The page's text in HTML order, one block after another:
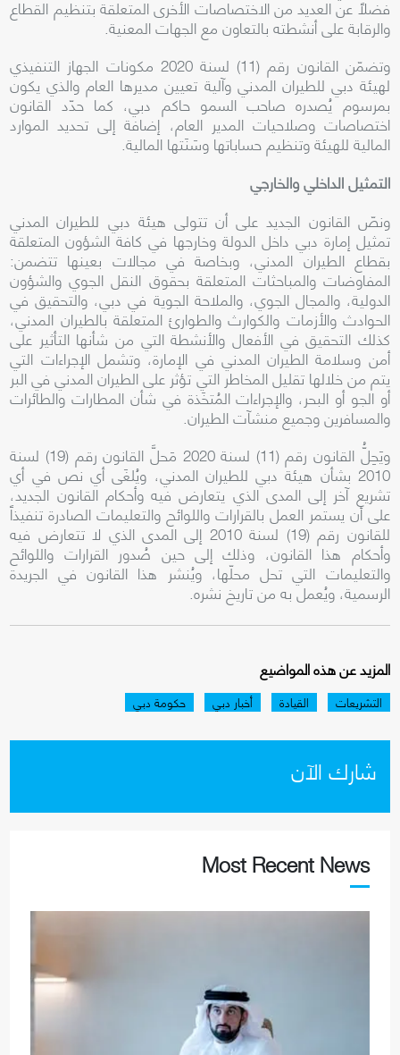
فضلاً عن العديد من الاختصاصات الأخرى المتعلقة بتنظيم القطاع
والرقابة على أنشطته بالتعاون مع الجهات المعنية.
وتضمّن القانون رقم (11) لسنة 2020 مكونات الجهاز التنفيذي
لهيئة دبي للطيران المدني وآلية تعيين مديرها العام والذي يكون
بمرسوم يُصدره صاحب السمو حاكم دبي، كما حدّد القانون
اختصاصات وصلاحيات المدير العام، إضافة إلى تحديد الموارد
المالية للهيئة وتنظيم حساباتها وسَنَتها المالية.
التمثيل الداخلي والخارجي
ونصّ القانون الجديد على أن تتولى هيئة دبي للطيران المدني
تمثيل إمارة دبي داخل الدولة وخارجها في كافة الشؤون المتعلقة
بقطاع الطيران المدني، وبخاصة في مجالات بعينها تتضمن:
المفاوضات والمباحثات المتعلقة بحقوق النقل الجوي والشؤون
الدولية، والمجال الجوي، والملاحة الجوية في دبي، والتحقيق في
الحوادث والأزمات والكوارث والطوارئ المتعلقة بالطيران المدني،
كذلك التحقيق في الأفعال والأنشطة التي من شأنها التأثير على
أمن وسلامة الطيران المدني في الإمارة، وتشمل الإجراءات التي
يتم من خلالها تقليل المخاطر التي تؤثر على الطيران المدني في البر
أو الجو أو البحر، والإجراءات المُتخَذة في شأن المطارات والطائرات
والمسافرين وجميع منشآت الطيران.
ويَحِلُّ القانون رقم (11) لسنة 2020 مَحلَّ القانون رقم (19) لسنة
2010 بشأن هيئة دبي للطيران المدني، ويُلغَى أي نص في أي
تشريع آخر إلى المدى الذي يتعارض فيه وأحكام القانون الجديد،
على أن يستمر العمل بالقرارات واللوائح والتعليمات الصادرة تنفيذاً
للقانون رقم (19) لسنة 2010 إلى المدى الذي لا تتعارض فيه
وأحكام هذا القانون، وذلك إلى حين صُدور القرارات واللوائح
والتعليمات التي تحل محلّها، ويُنشر هذا القانون في الجريدة
الرسمية، ويُعمل به من تاريخ نشره.
المزيد عن هذه المواضيع
التشريعات القيادة أخبار دبي حكومة دبي
شارك الآن
Most Recent News